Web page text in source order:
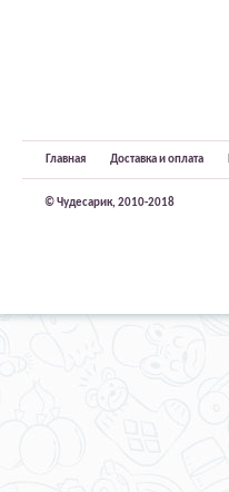
Главная Доставка и оплата
© Чудесарик, 2010-2018